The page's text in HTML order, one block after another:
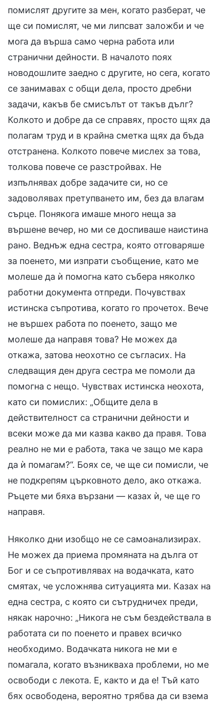
помислят другите за мен, когато разберат, че
ще си помислят, че ми липсват заложби и че
мога да върша само черна работа или
странични дейности. В началото поях
новодошлите заедно с другите, но сега, когато
се занимавах с общи дела, просто дребни
задачи, какъв бе смисълът от такъв дълг?
Колкото и добре да се справях, просто щях да
полагам труд и в крайна сметка щях да бъда
отстранена. Колкото повече мислех за това,
толкова повече се разстройвах. Не
изпълнявах добре задачите си, но се
задоволявах претупването им, без да влагам
сърце. Понякога имаше много неща за
вършене вечер, но ми се доспиваше наистина
рано. Веднъж една сестра, която отговаряше
за поенето, ми изпрати съобщение, като ме
молеше да ѝ помогна като събера няколко
работни документа отпреди. Почувствах
истинска съпротива, когато го прочетох. Вече
не вършех работа по поенето, защо ме
молеше да направя това? Не можех да
откажа, затова неохотно се съгласих. На
следващия ден друга сестра ме помоли да
помогна с нещо. Чувствах истинска неохота,
като си помислих: „Общите дела в
действителност са странични дейности и
всеки може да ми казва какво да правя. Това
реално не ми е работа, така че защо ме кара
да ѝ помагам?“. Боях се, че ще си помисли, че
не подкрепям църковното дело, ако откажа.
Ръцете ми бяха вързани — казах ѝ, че ще го
направя.
Няколко дни изобщо не се самоанализирах.
Не можех да приема промяната на дълга от
Бог и се съпротивлявах на водачката, като
смятах, че усложнява ситуацията ми. Казах на
една сестра, с която си сътрудничех преди,
някак нарочно: „Никога не съм бездействала в
работата си по поенето и правех всичко
необходимо. Водачката никога не ми е
помагала, когато възникваха проблеми, но ме
освободи с лекота. Е, както и да е! Тъй като
бях освободена, вероятно трябва да си взема